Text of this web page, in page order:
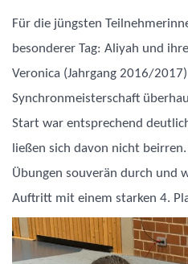
Für die jüngsten
besonderer Tag: Aliyah und
Veronica (Jahrgang 2016/
Synchronmeisterschaft
Start war entsprechend
ließen sich davon nicht
Übungen souverän durch und
Auftritt mit einem starken 4.